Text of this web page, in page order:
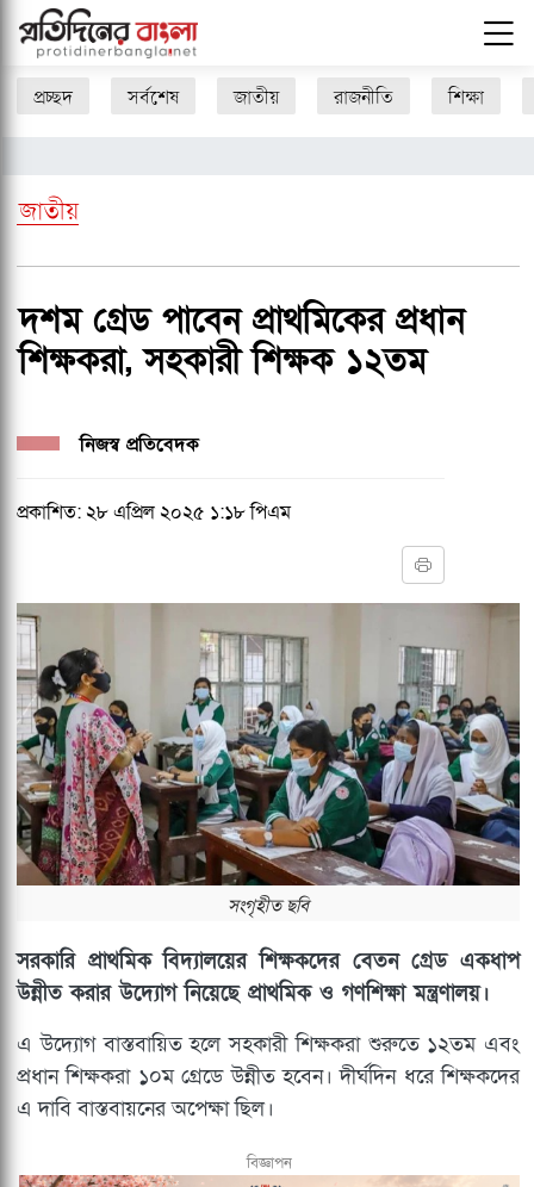
প্রচ্ছদ সর্বশেষ জাতীয় রাজনীতি শিক্ষা
জাতীয়
দশম গ্রেড পাবেন প্রাথমিকের প্রধান
শিক্ষকরা, সহকারী শিক্ষক ১২তম
নিজস্ব প্রতিবেদক
প্রকাশিত: ২৮ এপ্রিল ২০২৫ ১:১৮ পিএম
সংগৃহীত ছবি
সরকারি প্রাথমিক বিদ্যালয়ের শিক্ষকদের বেতন গ্রেড একধাপ
উন্নীত করার উদ্যোগ নিয়েছে প্রাথমিক ও গণশিক্ষা মন্ত্রণালয়।
এ উদ্যোগ বাস্তবায়িত হলে সহকারী শিক্ষকরা শুরুতে ১২তম এবং
প্রধান শিক্ষকরা ১০ম গ্রেডে উন্নীত হবেন। দীর্ঘদিন ধরে শিক্ষকদের
এ দাবি বাস্তবায়নের অপেক্ষা ছিল।
বিজ্ঞাপন